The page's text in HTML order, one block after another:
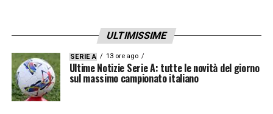
ULTIMISSIME
SERIE A 13 ore ago
Ultime Notizie Serie A: tutte le novità del giorno
sul massimo campionato italiano